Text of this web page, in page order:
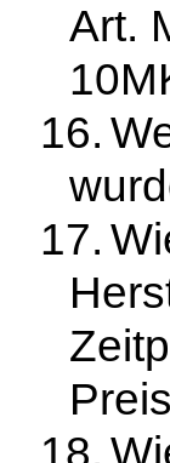
Art.
16.
17.
18.